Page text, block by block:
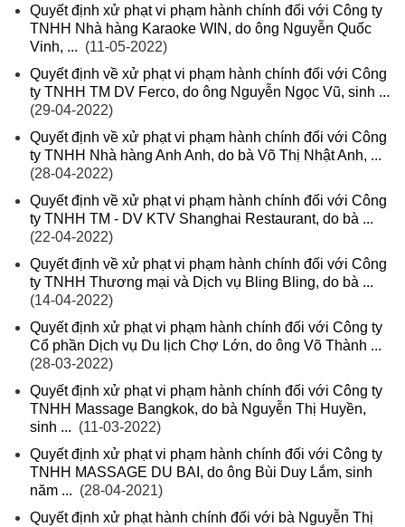
Quyết định xử phạt vi phạm hành chính đối với Công ty
TNHH Nhà hàng Karaoke WIN, do ông Nguyễn Quốc
Vinh, ... (11-05-2022)
Quyết định về xử phạt vi phạm hành chính đối với Công
ty TNHH TM DV Ferco, do ông Nguyễn Ngọc Vũ, sinh ...
(29-04-2022)
Quyết định về xử phạt vi phạm hành chính đối với Công
ty TNHH Nhà hàng Anh Anh, do bà Võ Thị Nhật Anh, ...
(28-04-2022)
Quyết định về xử phạt vi phạm hành chính đối với Công
ty TNHH TM - DV KTV Shanghai Restaurant, do bà ...
(22-04-2022)
Quyết định về xử phạt vi phạm hành chính đối với Công
ty TNHH Thương mại và Dịch vụ Bling Bling, do bà ...
(14-04-2022)
Quyết định xử phạt vi phạm hành chính đối với Công ty
Cổ phần Dịch vụ Du lịch Chợ Lớn, do ông Võ Thành ...
(28-03-2022)
Quyết định xử phạt vi phạm hành chính đối với Công ty
TNHH Massage Bangkok, do bà Nguyễn Thị Huyền,
sinh ... (11-03-2022)
Quyết định xử phạt vi phạm hành chính đối với Công ty
TNHH MASSAGE DU BAI, do ông Bùi Duy Lắm, sinh
năm ... (28-04-2021)
Quyết định xử phạt hành chính đối với bà Nguyễn Thị